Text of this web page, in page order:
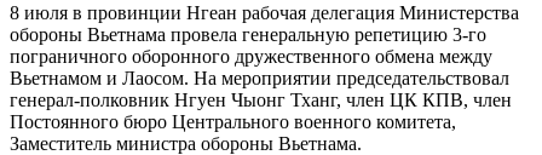
8 июля в провинции Нгеан рабочая делегация Министерства
обороны Вьетнама провела генеральную репетицию 3-го
пограничного оборонного дружественного обмена между
Вьетнамом и Лаосом. На мероприятии председательствовал
генерал-полковник Нгуен Чыонг Тханг, член ЦК КПВ, член
Постоянного бюро Центрального военного комитета,
Заместитель министра обороны Вьетнама.